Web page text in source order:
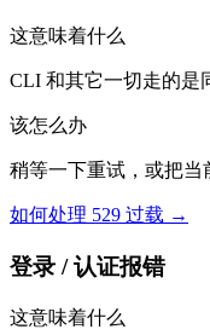
这意味着什么
CLI 和其它一切走的是
该怎么办
稍等一下重试，或把当
如何处理 529 过载 →
登录 / 认证报错
这意味着什么